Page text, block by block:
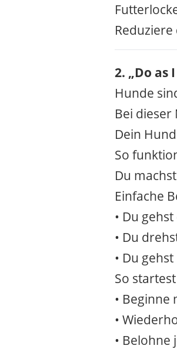
2. „Do as
Hunde
Bei
Dein
So
Du
Einfache
• Du
• Du
• Du
So
• Beginne
•
• Belohne